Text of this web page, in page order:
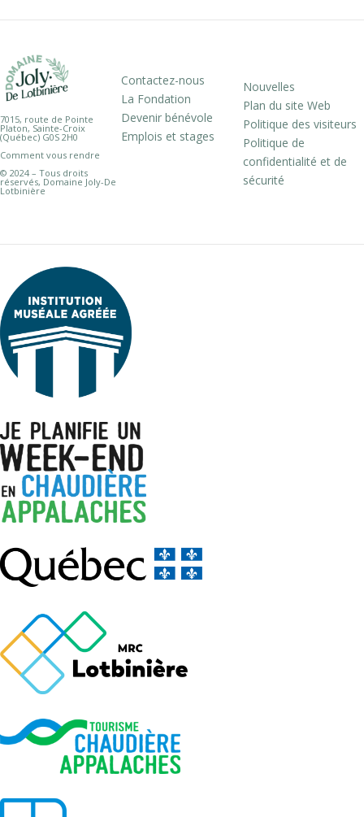
7015, route de Pointe
Platon, Sainte-Croix
(Québec) G0S 2H0
Comment vous rendre
© 2024 – Tous droits
réservés, Domaine Joly-De
Lotbinière
Contactez-nous
La Fondation
Devenir bénévole
Emplois et stages
Nouvelles
Plan du site Web
Politique des visiteurs
Politique de
confidentialité et de
sécurité